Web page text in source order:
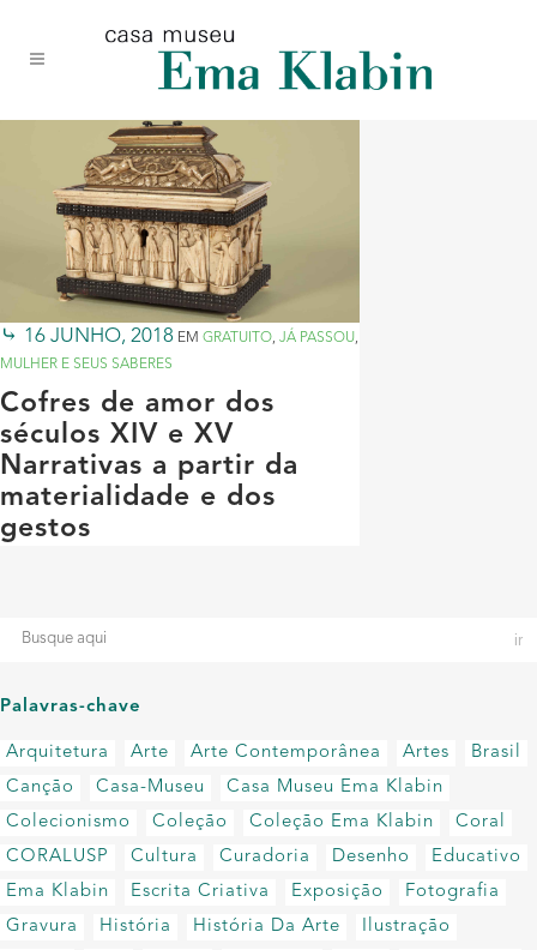
conteúdo
navegação
site
16 JUNHO, 2018 EM GRATUITO, JÁ PASSOU,
MULHER E SEUS SABERES
Cofres de amor dos
séculos XIV e XV
Narrativas a partir da
materialidade e dos
gestos
Palavras-chave
Arquitetura Arte Arte Contemporânea Artes
Brasil
Canção
Casa-Museu
Casa Museu Ema Klabin
Colecionismo
Coleção Coleção Ema Klabin
Coral
CORALUSP
Cultura Curadoria Desenho
Educativo
Ema Klabin
Escrita Criativa Exposição
Fotografia
Gravura
História História Da Arte
Ilustração